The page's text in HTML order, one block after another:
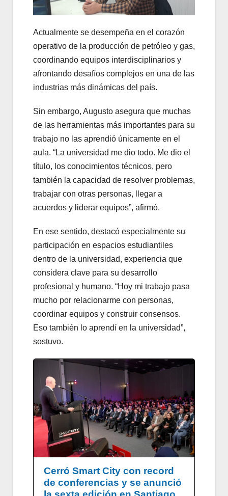
Actualmente se desempeña en el corazón
operativo de la producción de petróleo y gas,
coordinando equipos interdisciplinarios y
afrontando desafíos complejos en una de las
industrias más dinámicas del país.
Sin embargo, Augusto asegura que muchas
de las herramientas más importantes para su
trabajo no las aprendió únicamente en el
aula. “La universidad me dio todo. Me dio el
título, los conocimientos técnicos, pero
también la capacidad de resolver problemas,
trabajar con otras personas, llegar a
acuerdos y liderar equipos”, afirmó.
En ese sentido, destacó especialmente su
participación en espacios estudiantiles
dentro de la universidad, experiencia que
considera clave para su desarrollo
profesional y humano. “Hoy mi trabajo pasa
mucho por relacionarme con personas,
coordinar equipos y construir consensos.
Eso también lo aprendí en la universidad”,
sostuvo.
Cerró Smart City con record
de conferencias y se anunció